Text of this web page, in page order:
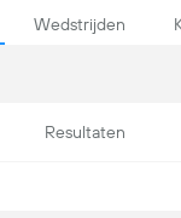
Wedstrijden
Resultaten